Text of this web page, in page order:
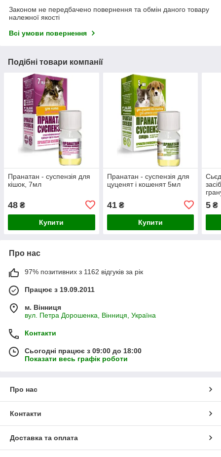
Законом не передбачено повернення та обмін даного товару
належної якості
Всі умови повернення
Подібні товари компанії
Пранатан - суспензія для
кішок, 7мл
48 ₴
Купити
Пранатан - суспензія для
цуценят і кошенят 5мл
41₴
Купити
5 ₴
Про нас
97% позитивних з 1162 відгуків за рік
Працює з 19.09.2011
м. Вінниця
вул. Петра Дорошенка, Вінниця, Україна
Контакти
Сьогодні працює з 09:00 до 18:00
Показати весь графік роботи
Про нас
Контакти
Доставка та оплата